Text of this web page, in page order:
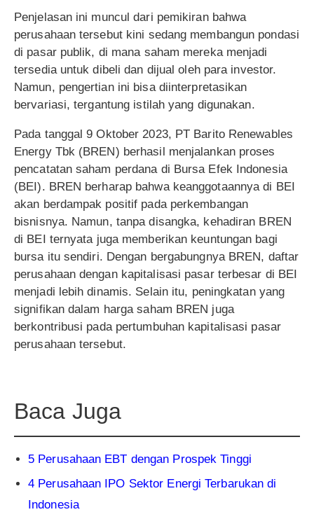
Penjelasan ini muncul dari pemikiran bahwa
perusahaan tersebut kini sedang membangun pondasi
di pasar publik, di mana saham mereka menjadi
tersedia untuk dibeli dan dijual oleh para investor.
Namun, pengertian ini bisa diinterpretasikan
bervariasi, tergantung istilah yang digunakan.
Pada tanggal 9 Oktober 2023, PT Barito Renewables
Energy Tbk (BREN) berhasil menjalankan proses
pencatatan saham perdana di Bursa Efek Indonesia
(BEI). BREN berharap bahwa keanggotaannya di BEI
akan berdampak positif pada perkembangan
bisnisnya. Namun, tanpa disangka, kehadiran BREN
di BEI ternyata juga memberikan keuntungan bagi
bursa itu sendiri. Dengan bergabungnya BREN, daftar
perusahaan dengan kapitalisasi pasar terbesar di BEI
menjadi lebih dinamis. Selain itu, peningkatan yang
signifikan dalam harga saham BREN juga
berkontribusi pada pertumbuhan kapitalisasi pasar
perusahaan tersebut.
Baca Juga
5 Perusahaan EBT dengan Prospek Tinggi
4 Perusahaan IPO Sektor Energi Terbarukan di
Indonesia